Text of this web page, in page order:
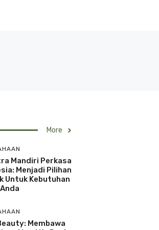
More
Mandiri Perkasa
Menjadi Pilihan
Untuk Kebutuhan
Membawa